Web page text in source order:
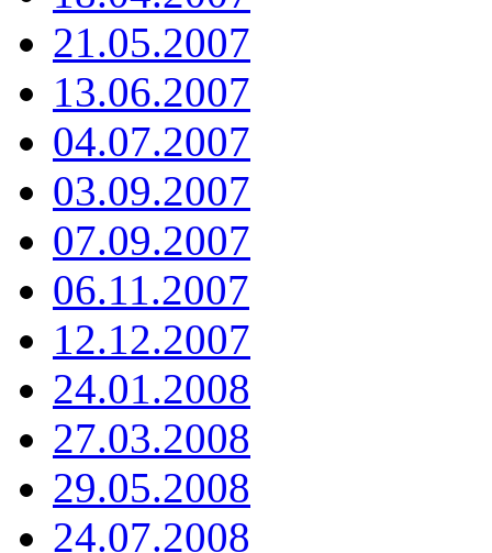
21.05.2007
13.06.2007
04.07.2007
03.09.2007
07.09.2007
06.11.2007
12.12.2007
24.01.2008
27.03.2008
29.05.2008
24.07.2008